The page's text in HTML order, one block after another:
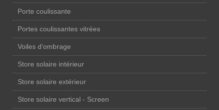
Porte coulissante
Portes coulissantes vitrées
Voiles d‘ombrage
Store solaire intérieur
Store solaire extérieur
Store solaire vertical - Screen